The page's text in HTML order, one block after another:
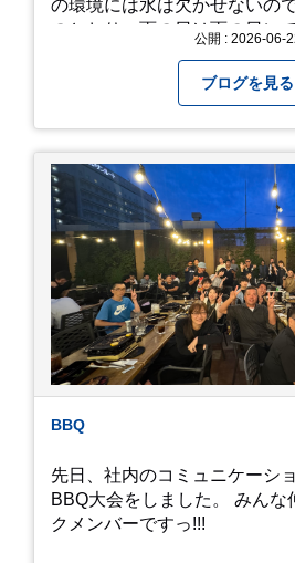
の環境には水は欠かせないの
のとおり、雨の日は雨の日に
になってしまいましたが、お
続く ヒメダカがいますが、そ
ンボが卵を産んで、ヤゴがい
りします。ヤゴはメダカを食
とは別にしたいのですが、ト
が見たくて飼ってみました。
そうでしたが、だめなようで
んのトンボが飛んでいますが
かえるというのは厳しいんだ
私たち、生かされている以上
ないともったいないなと メダ
ら教えていただきました。
公開 : 2026-06-
ブログを見る
BBQ
先日、社内のコミュニケーシ
BBQ大会をしました。 みんな
クメンバーですっ!!!